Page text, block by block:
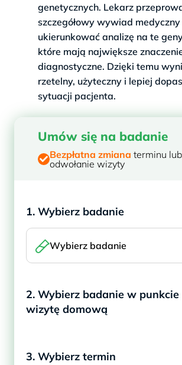
genetycznych. Lekarz
szczegółowy wywiad
ukierunkować analizę na te
które mają największe
diagnostyczne. Dzięki temu
rzetelny, użyteczny i lepiej
sytuacji pacjenta.
Umów się na badanie
Bezpłatna zmiana terminu lub
odwołanie wizyty
1. Wybierz badanie
Wybierz badanie
2. Wybierz badanie w
wizytę domową
3. Wybierz termin